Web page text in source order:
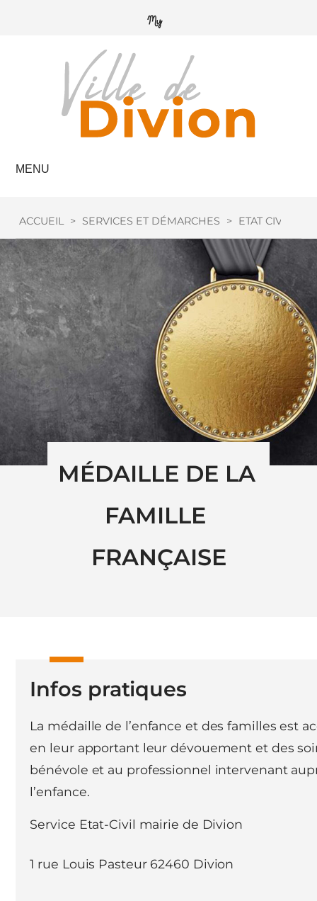
MENU
ACCUEIL > SERVICES ET DÉMARCHES > ETAT CIVIL
MÉDAILLE DE LA
FAMILLE
FRANÇAISE
Infos pratiques
La médaille de l’enfance et des familles est
en leur apportant leur dévouement et des
bénévole et au professionnel intervenant
l’enfance.
Service Etat-Civil mairie de Divion
1 rue Louis Pasteur 62460 Divion